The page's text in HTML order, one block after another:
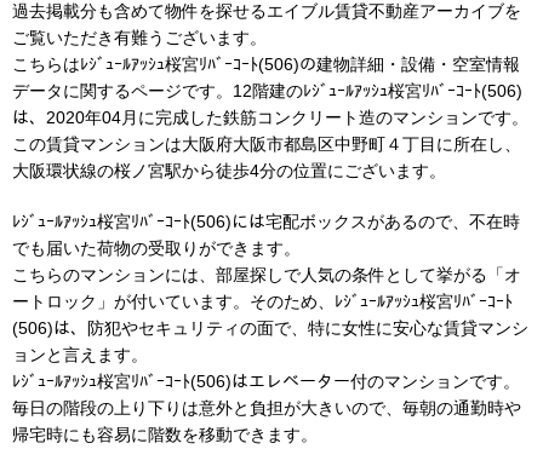
過去掲載分も含めて物件を探せるエイブル賃貸不動産アーカイブを
ご覧いただき有難うございます。
こちらはﾚｼﾞｭｰﾙｱｯｼｭ桜宮ﾘﾊﾞｰｺｰﾄ(506)の建物詳細・設備・空室情報
データに関するページです。12階建のﾚｼﾞｭｰﾙｱｯｼｭ桜宮ﾘﾊﾞｰｺｰﾄ(506)
は、2020年04月に完成した鉄筋コンクリート造のマンションです。
この賃貸マンションは大阪府大阪市都島区中野町４丁目に所在し、
大阪環状線の桜ノ宮駅から徒歩4分の位置にございます。
ﾚｼﾞｭｰﾙｱｯｼｭ桜宮ﾘﾊﾞｰｺｰﾄ(506)には宅配ボックスがあるので、不在時
でも届いた荷物の受取りができます。
こちらのマンションには、部屋探しで人気の条件として挙がる「オ
ートロック」が付いています。そのため、ﾚｼﾞｭｰﾙｱｯｼｭ桜宮ﾘﾊﾞｰｺｰﾄ
(506)は、防犯やセキュリティの面で、特に女性に安心な賃貸マンシ
ョンと言えます。
ﾚｼﾞｭｰﾙｱｯｼｭ桜宮ﾘﾊﾞｰｺｰﾄ(506)はエレベーター付のマンションです。
毎日の階段の上り下りは意外と負担が大きいので、毎朝の通勤時や
帰宅時にも容易に階数を移動できます。